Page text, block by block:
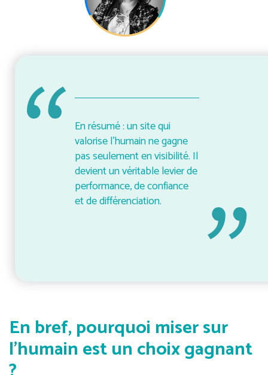
En résumé : un site qui
valorise l’humain ne gagne
pas seulement en visibilité. Il
devient un véritable levier de
performance, de confiance
et de différenciation.
En bref, pourquoi miser sur
l’humain est un choix gagnant